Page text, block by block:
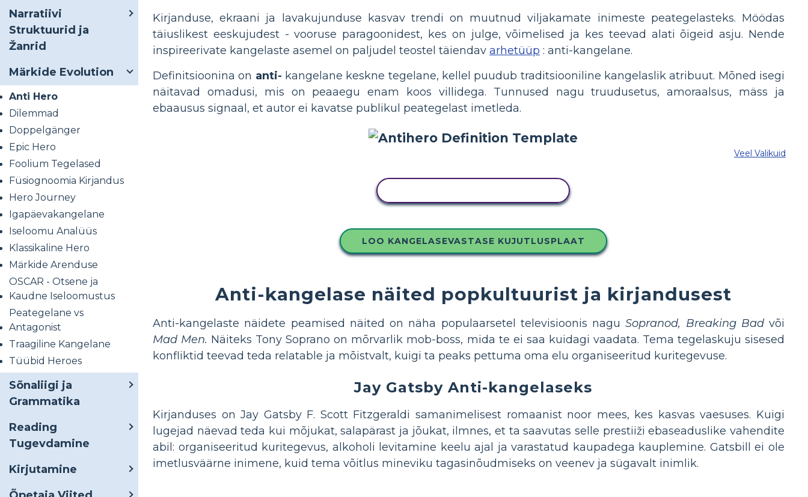
Narratiivi
Struktuurid ja
Žanrid
Märkide Evolution
Anti Hero
Dilemmad
Doppelgänger
Epic Hero
Foolium Tegelased
Füsiognoomia Kirjandus
Hero Journey
Igapäevakangelane
Iseloomu Analüüs
Klassikaline Hero
Märkide Arenduse
OSCAR - Otsene ja
Kaudne Iseloomustus
Peategelane vs
Antagonist
Traagiline Kangelane
Tüübid Heroes
Sõnaliigi ja
Grammatika
Reading
Tugevdamine
Kirjutamine
Kirjanduse, ekraani ja lavakujunduse kasvav trendi on muutnud viljakamate inimeste peategelasteks. Möödas
täiuslikest eeskujudest - vooruse paragoonidest, kes on julge, võimelised ja kes teevad alati õigeid asju. Nende
inspireerivate kangelaste asemel on paljudel teostel täiendav arhetüüp : anti-kangelane.
Definitsioonina on anti- kangelane keskne tegelane, kellel puudub traditsiooniline kangelaslik atribuut. Mõned isegi
näitavad omadusi, mis on peaaegu enam koos villidega. Tunnused nagu truudusetus, amoraalsus, mäss ja
ebaausus signaal, et autor ei kavatse publikul peategelast imetleda.
Veel Valikuid
LOO KANGELASEVASTASE KUJUTLUSPLAAT
Anti-kangelase näited popkultuurist ja kirjandusest
Anti-kangelaste näidete peamised näited on näha populaarsetel televisioonis naguSopranod, Breaking Badvõi
Mad Men. Näiteks Tony Soprano on mõrvarlik mob-boss, mida te ei saa kuidagi vaadata. Tema tegelaskuju sisesed
konfliktid teevad teda relatable ja mõistvalt, kuigi ta peaks pettuma oma elu organiseeritud kuritegevuse.
Jay Gatsby Anti-kangelaseks
Kirjanduses on Jay Gatsby F. Scott Fitzgeraldi samanimelisest romaanist noor mees, kes kasvas vaesuses. Kuigi
lugejad näevad teda kui mõjukat, salapärast ja jõukat, ilmnes, et ta saavutas selle prestiiži ebaseaduslike vahendite
abil: organiseeritud kuritegevus, alkoholi levitamine keelu ajal ja varastatud kaupadega kauplemine. Gatsbill ei ole
imetlusväärne inimene, kuid tema võitlus mineviku tagasinõudmiseks on veenev ja sügavalt inimlik.